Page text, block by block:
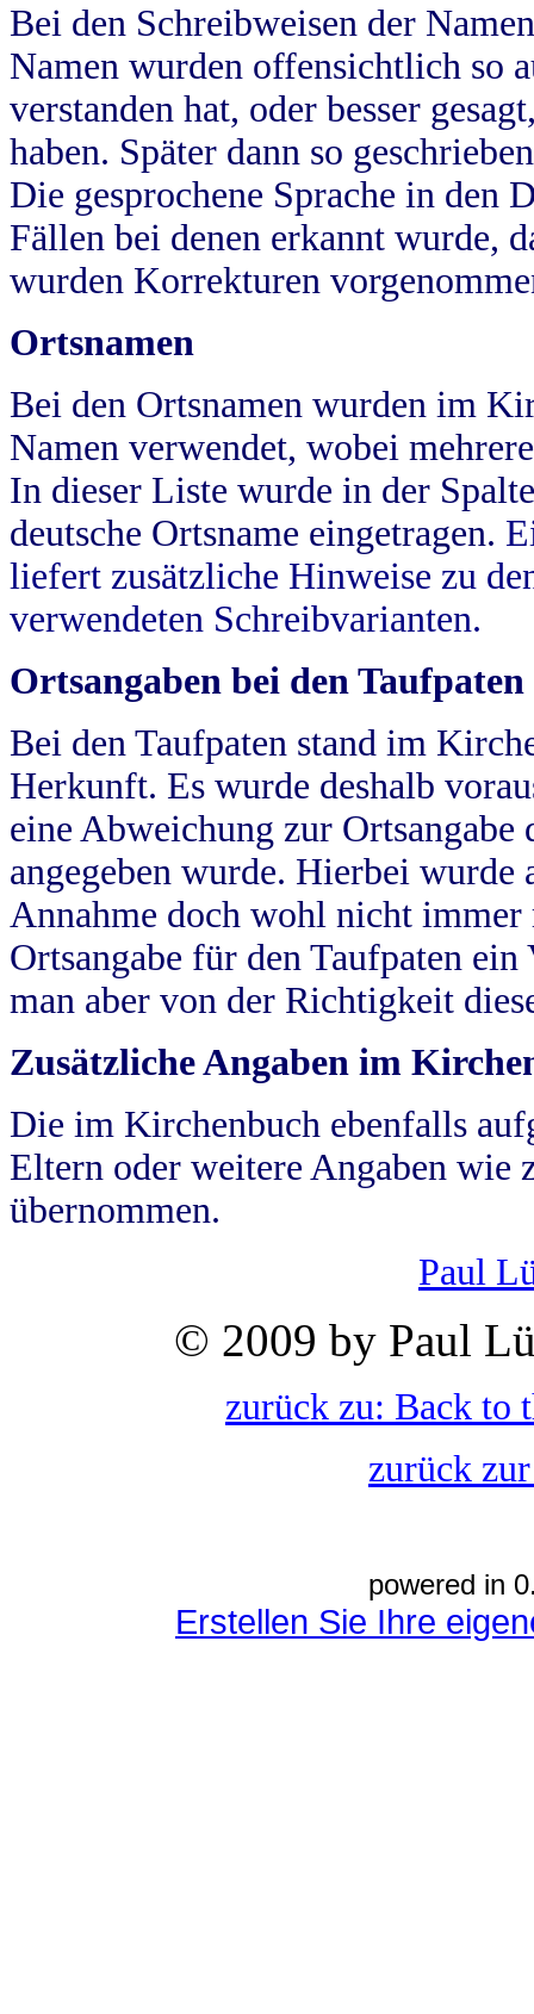
Bei den Schreibweisen der
Namen wurden offensichtlich so
verstanden hat, oder besser
haben. Später dann so
Die gesprochene Sprache in
Fällen bei denen erkannt wurde,
wurden Korrekturen
Ortsnamen
Bei den Ortsnamen wurden im
Namen verwendet, wobei
In dieser Liste wurde in der
deutsche Ortsname eingetragen.
liefert zusätzliche Hinweise zu
verwendeten Schreibvarianten.
Ortsangaben bei den Taufpaten
Bei den Taufpaten stand im
Herkunft. Es wurde deshalb
eine Abweichung zur
angegeben wurde. Hierbei wurde
Annahme doch wohl nicht
Ortsangabe für den Taufpaten
man aber von der Richtigkeit
Zusätzliche Angaben im
Die im Kirchenbuch ebenfalls
Eltern oder weitere Angaben wie
übernommen.
Paul
© 2009 by Paul
zurück zu: Back to
zurück
powered in
Erstellen Sie Ihre